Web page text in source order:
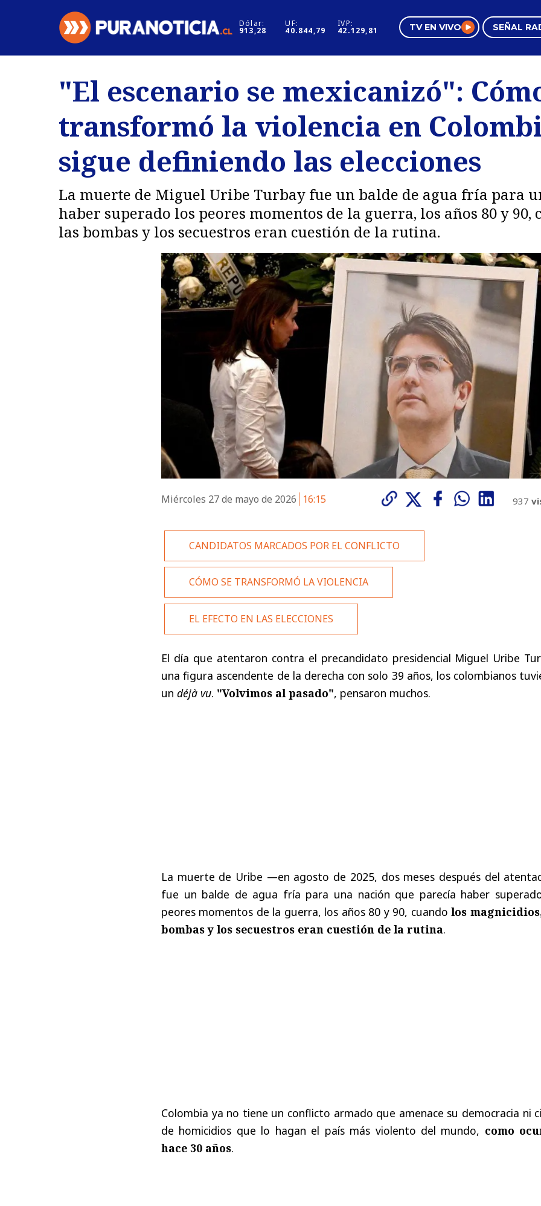
Dólar:
913,28
UF:
40.844,79
IVP:
42.129,81 TV EN VIVO SEÑAL
Regiones
Deportes
Internacional
Motores
Negocios
Pura Mujer
"El escenario se mexicanizó":
transformó la violencia en
sigue definiendo las elecciones
La muerte de Miguel Uribe Turbay fue un balde de agua fría para
haber superado los peores momentos de la guerra, los años 80 y
las bombas y los secuestros eran cuestión de la rutina.
Miércoles 27 de mayo de 2026 16:15 937
CANDIDATOS MARCADOS POR EL CONFLICTO
CÓMO SE TRANSFORMÓ LA VIOLENCIA
EL EFECTO EN LAS ELECCIONES
El día que atentaron contra el precandidato presidencial Miguel Uribe
una figura ascendente de la derecha con solo 39 años, los colombianos
un déjà vu. "Volvimos al pasado", pensaron muchos.
La muerte de Uribe —en agosto de 2025, dos meses después del
fue un balde de agua fría para una nación que parecía haber
peores momentos de la guerra, los años 80 y 90, cuandolos
bombas y los secuestros eran cuestión de la rutina.
Colombia ya no tiene un conflicto armado que amenace su democracia ni
de homicidios que lo hagan el país más violento del mundo, como
hace 30 años.